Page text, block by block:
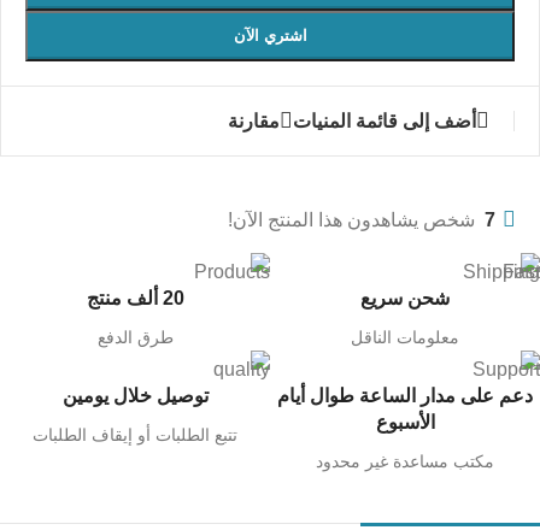
اشتري الآن
أضف إلى قائمة المنيات مقارنة
7 شخص يشاهدون هذا المنتج الآن!
شحن سريع
معلومات الناقل
20 ألف منتج
طرق الدفع
دعم على مدار الساعة طوال أيام
الأسبوع
مكتب مساعدة غير محدود
توصيل خلال يومين
تتبع الطلبات أو إيقاف الطلبات